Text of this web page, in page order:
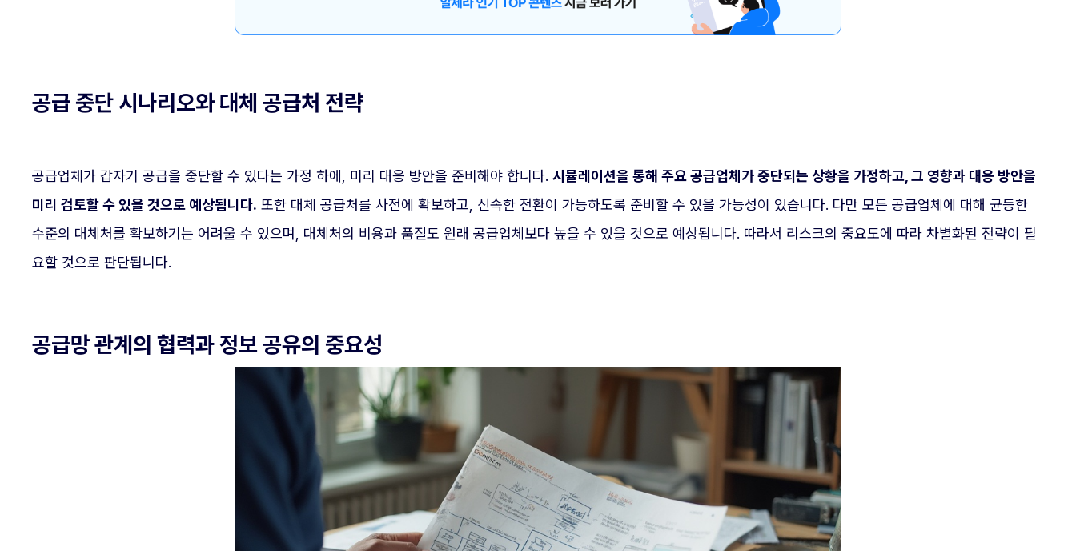
공급 중단 시나리오와 대체 공급처 전략
공급업체가 갑자기 공급을 중단할 수 있다는 가정 하에, 미리 대응 방안을 준비해야 합니다. 시뮬레이션을 통해 주요 공급업체가 중단되는 상황을 가정하고, 그 영향과 대응 방안을
미리 검토할 수 있을 것으로 예상됩니다. 또한 대체 공급처를 사전에 확보하고, 신속한 전환이 가능하도록 준비할 수 있을 가능성이 있습니다. 다만 모든 공급업체에 대해 균등한
수준의 대체처를 확보하기는 어려울 수 있으며, 대체처의 비용과 품질도 원래 공급업체보다 높을 수 있을 것으로 예상됩니다. 따라서 리스크의 중요도에 따라 차별화된 전략이 필
요할 것으로 판단됩니다.
공급망 관계의 협력과 정보 공유의 중요성